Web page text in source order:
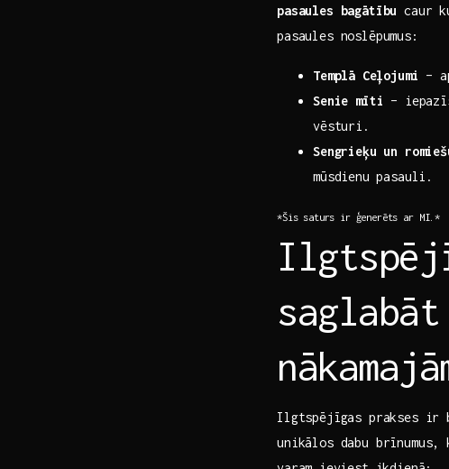
pasaules bagātību caur‍
pasaules ‍noslēpumus:
Templā⁤ Ceļojumi –
Senie mīti –
vēsturi.
Sengrieķu un‍
mūsdienu⁣ pasauli.
*Šis saturs ir ģenerēts ar MI.*
saglabāt
Ilgtspējīgas prakses ir
unikālos dabu